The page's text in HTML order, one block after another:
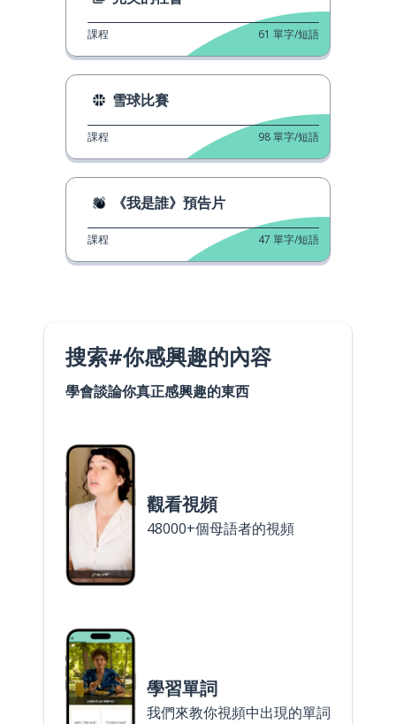
課程 61 單字/短語
雪球比賽
課程 98單字/短語
《我是誰》預告片
課程 47 單字/短語
搜索#你感興趣的內容
學會談論你真正感興趣的東西
觀看視頻
48000+個母語者的視頻
學習單詞
我們來教你視頻中出現的單詞